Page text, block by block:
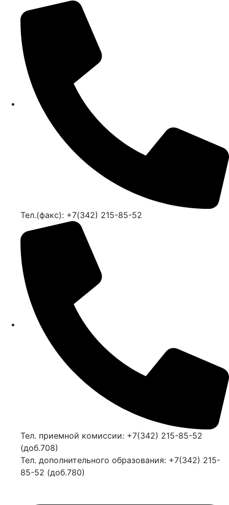
Тел.(факс): +7(342) 215-85-52
Тел. приемной комиссии: +7(342) 215-85-52
(доб.708)
Тел. дополнительного образования: +7(342) 215-
85-52 (доб.780)